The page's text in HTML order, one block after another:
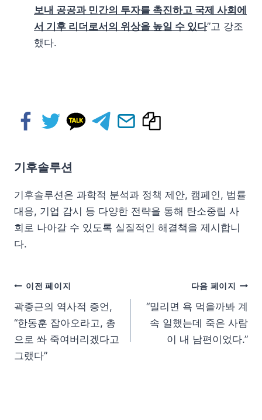
보내 공공과 민간의 투자를 촉진하고 국제 사회에
서 기후 리더로서의 위상을 높일 수 있다”고 강조
했다.
기후솔루션
기후솔루션은 과학적 분석과 정책 제안, 캠페인, 법률
대응, 기업 감시 등 다양한 전략을 통해 탄소중립 사
회로 나아갈 수 있도록 실질적인 해결책을 제시합니
다.
이전 페이지
곽종근의 역사적 증언,
“한동훈 잡아오라고, 총
으로 쏴 죽여버리겠다고
그랬다”
다음 페이지
“밀리면 욕 먹을까봐 계
속 일했는데 죽은 사람
이 내 남편이었다.”